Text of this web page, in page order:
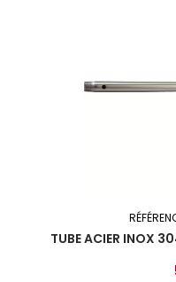
TUBE ACIER INOX